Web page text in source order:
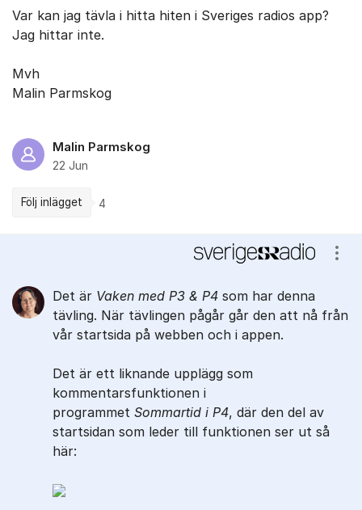
Var kan jag tävla i hitta hiten i Sveriges radios app?
Jag hittar inte.
Mvh
Malin Parmskog
Malin Parmskog
22 Jun
Följ inlägget 4
Det är Vaken med P3 & P4 som har denna
tävling. När tävlingen pågår går den att nå från
vår startsida på webben och i appen.
Det är ett liknande upplägg som
kommentarsfunktionen i
programmet Sommartid i P4, där den del av
startsidan som leder till funktionen ser ut så
här: